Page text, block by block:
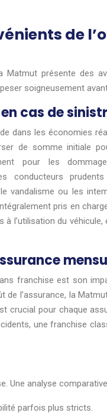
de
Matmut présente des
soigneusement avant
cas de
dans les économies
de somme initiale
pour les
conducteurs
vandalisme ou les
pris en
l’utilisation du
franchise est son
de l’assurance, la
pour chaque
une franchise
Une analyse
parfois plus stricts.